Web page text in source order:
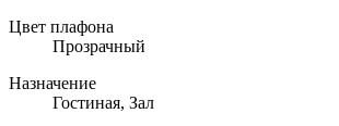
Цвет плафона
Прозрачный
Назначение
Гостиная, Зал